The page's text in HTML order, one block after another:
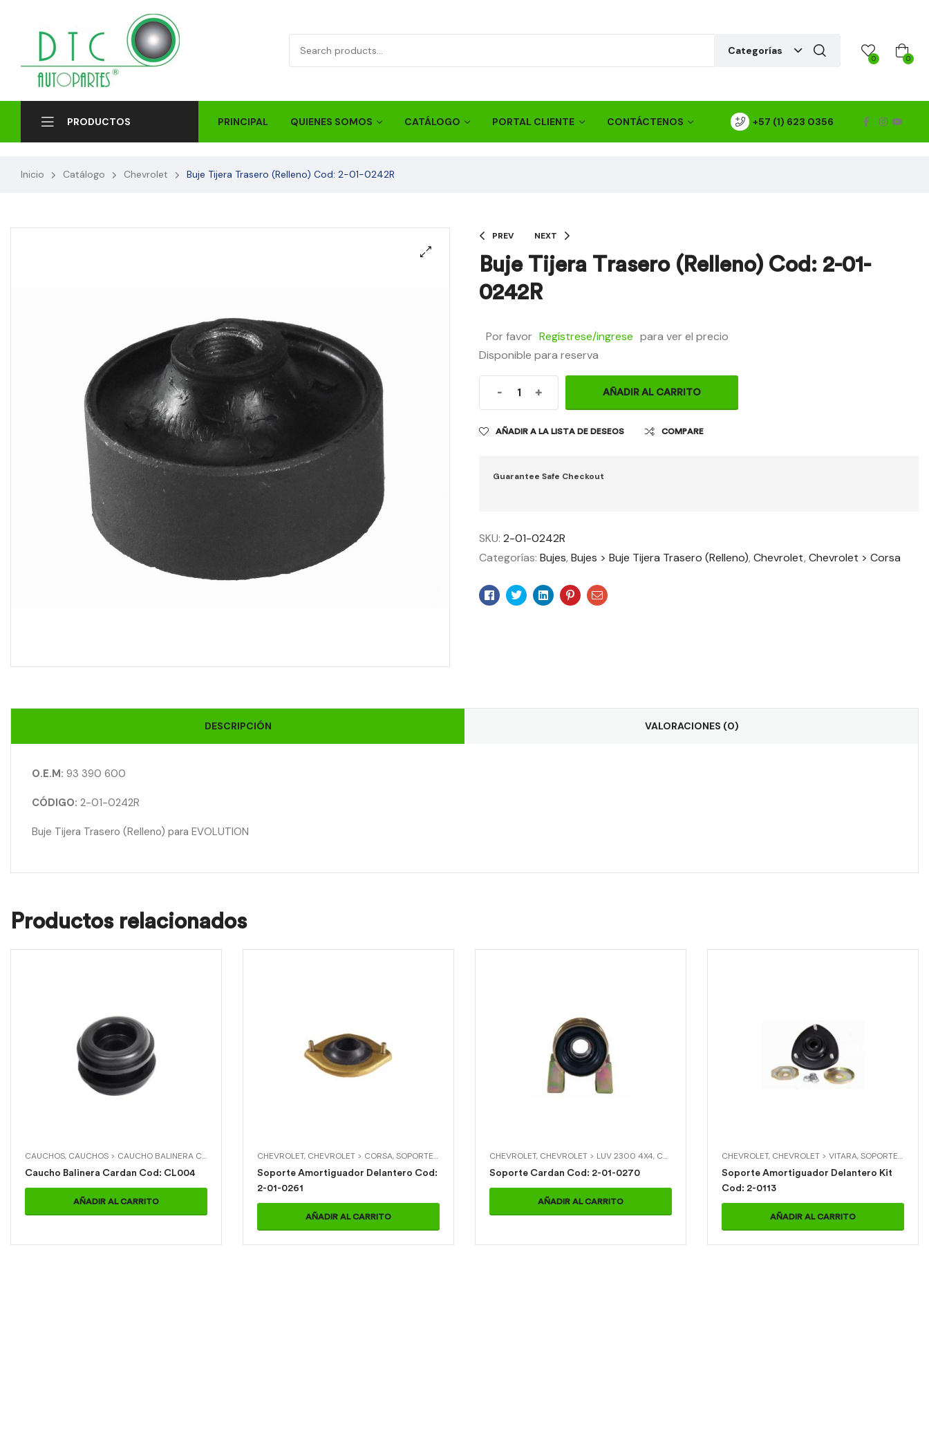
Categorías
0 0
PRODUCTOS PRINCIPAL QUIENES SOMOS CATÁLOGO PORTAL CLIENTE CONTÁCTENOS +57 (1) 623 0356
Inicio Catálogo Chevrolet Buje Tijera Trasero (Relleno) Cod: 2-01-0242R
PREV NEXT
Buje Tijera Trasero (Relleno) Cod: 2-01-
0242R
Por favor Regístrese/ingrese para ver el precio
Disponible para reserva
- + AÑADIR AL CARRITO
AÑADIR A LA LISTA DE DESEOS COMPARE
Guarantee Safe Checkout
SKU:2-01-0242R
Categorías:Bujes,Bujes > Buje Tijera Trasero (Relleno),Chevrolet,Chevrolet > Corsa
Facebook
TwitterLinkedinPinterest
Email
DESCRIPCIÓN VALORACIONES (0)
O.E.M: 93 390 600
CÓDIGO: 2-01-0242R
Buje Tijera Trasero (Relleno) para EVOLUTION
Productos relacionados
CAUCHOS, CAUCHOS > CAUCHO BALINERA CARDAN CHEVROLET,CHEVROLET > CHEVETTE
Caucho Balinera Cardan Cod: CL004
AÑADIR AL CARRITO
CHEVROLET, CHEVROLET > CORSA,SOPORTES DE AMORTIGUADOR ,SOPORTES DE AMORTIGUADOR > SOPORTE AMORTIGUADOR DELANTERO
Soporte Amortiguador Delantero Cod:
2-01-0261
AÑADIR AL CARRITO
CHEVROLET, CHEVROLET > LUV 2300 4X4, CHEVROLET > RODEO 960 ,CHEVROLET > TROOPER 2.6,CHEVROLET
Soporte Cardan Cod: 2-01-0270
AÑADIR AL CARRITO
CHEVROLET, CHEVROLET > VITARA,SOPORTES DE AMORTIGUADOR
Soporte Amortiguador Delantero Kit
Cod: 2-0113
AÑADIR AL CARRITO